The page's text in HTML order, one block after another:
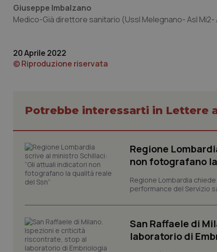
Giuseppe Imbalzano
Medico-Già direttore sanitario (Ussl Melegnano- Asl Mi2-
20 Aprile 2022
© Riproduzione riservata
Potrebbe interessarti in Lettere
Regione
non fotografano
Regione Lombardia
performance del Servizio
San Raffaele di
laboratorio di
tracking-enable
tracking-sites-
_ga
PHPSESSID